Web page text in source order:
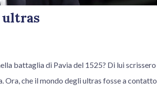
ultras
battaglia di Pavia del 1525? Di lui scrissero
Ora, che il mondo degli ultras fosse a contatto